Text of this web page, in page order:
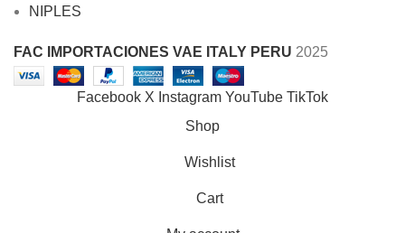
NIPLES
FAC IMPORTACIONES VAE ITALY PERU 2025
Facebook X Instagram YouTube TikTok
Shop
Wishlist
Cart